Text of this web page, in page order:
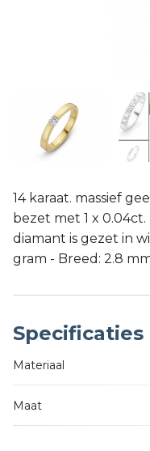
14 karaat. massief
bezet met 1 x
diamant is gezet in
gram - Breed: 2.8
Specificaties
Materiaal
Maat